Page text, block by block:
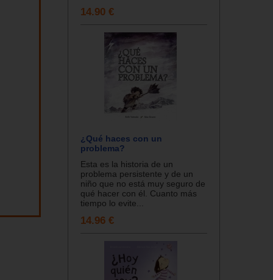
14.90 €
¿Qué haces con un
problema?
Esta es la historia de un
problema persistente y de un
niño que no está muy seguro de
qué hacer con él. Cuanto más
tiempo lo evite...
14.96 €